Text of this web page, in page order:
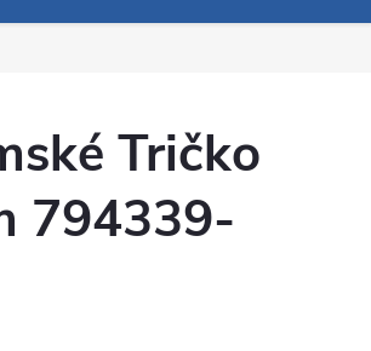
Tričko
794339-